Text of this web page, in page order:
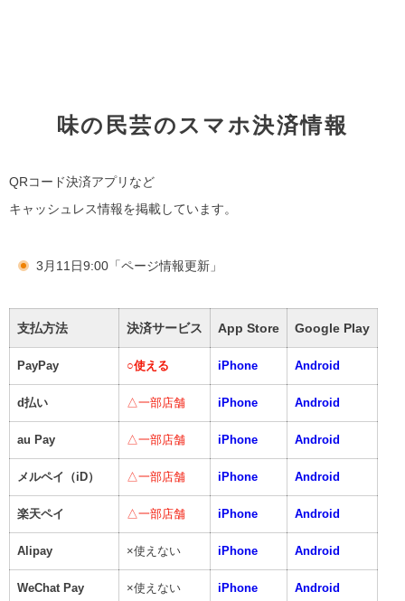
味の民芸のスマホ決済情報
QRコード決済アプリなど
キャッシュレス情報を掲載しています。
3月11日9:00「ページ情報更新」
支払方法 決済サービス App Store Google Play
PayPay ○使える iPhone Android
d払い △一部店舗 iPhone Android
au Pay △一部店舗 iPhone Android
メルペイ（iD） △一部店舗 iPhone Android
楽天ペイ △一部店舗 iPhone Android
Alipay ×使えない iPhone Android
WeChat Pay ×使えない iPhone Android